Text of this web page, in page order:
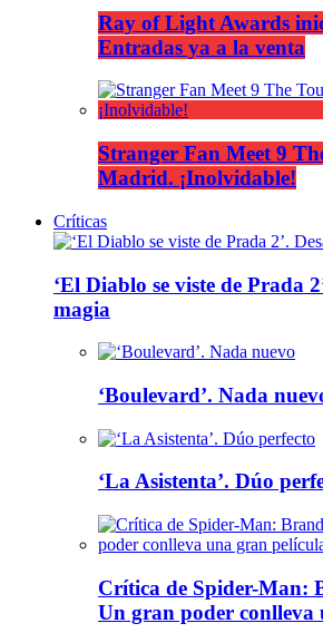
Ray of Light Awards
Entradas ya a la venta
Stranger Fan Meet 9
Madrid. ¡Inolvidable!
Críticas
‘El Diablo se viste de Prada
magia
‘Boulevard’. Nada
‘La Asistenta’. Dúo
Crítica de Spider-Man:
Un gran poder conlleva